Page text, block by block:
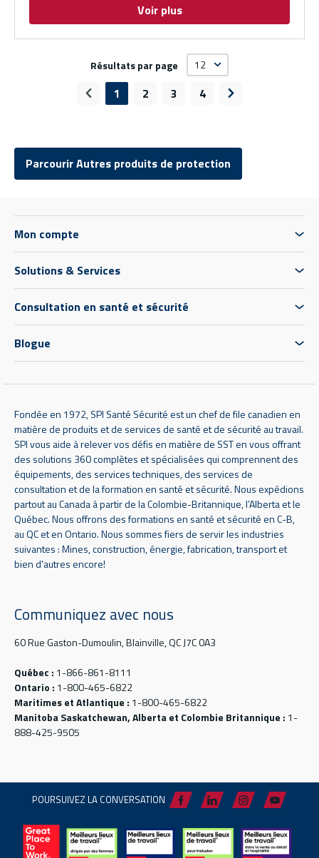
Voir plus
Résultats par page
Page précédente
1 2 3 4 Page suivante
Parcourir Autres produits de protection
Mon compte
Solutions & Services
Consultation en santé et sécurité
Blogue
Fondée en 1972, SPI Santé Sécurité est un chef de file canadien en
matière de produits et de services de santé et de sécurité au travail.
SPI vous aide à relever vos défis en matière de SST en vous offrant
des solutions 360 complètes et spécialisées qui comprennent des
équipements, des services techniques, des services de
consultation et de la formation en santé et sécurité. Nous expédions
partout au Canada à partir de la Colombie-Britannique, l’Alberta et le
Québec. Nous offrons des formations en santé et sécurité en C-B,
au QC et en Ontario. Nous sommes fiers de servir les industries
suivantes : Mines, construction, énergie, fabrication, transport et
bien d'autres encore!
Communiquez avec nous
60 Rue Gaston-Dumoulin, Blainville, QC J7C 0A3
Québec : 1-866-861-8111
Ontario : 1-800-465-6822
Maritimes et Atlantique : 1-800-465-6822
Manitoba Saskatchewan, Alberta et Colombie Britannique : 1-
888-425-9505
POURSUIVEZ LA CONVERSATION